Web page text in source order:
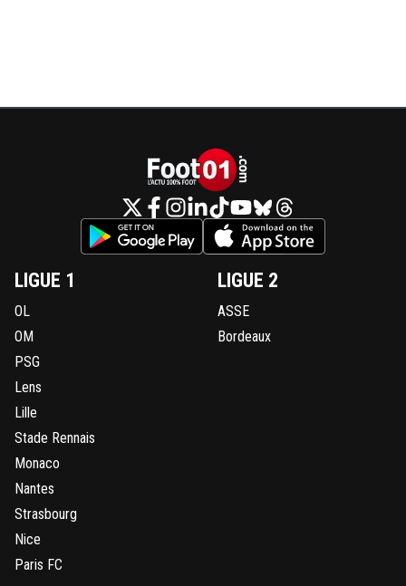
LIGUE 1
OL
OM
PSG
Lens
Lille
Stade Rennais
Monaco
Nantes
Strasbourg
Nice
Paris FC
LIGUE 2
ASSE
Bordeaux